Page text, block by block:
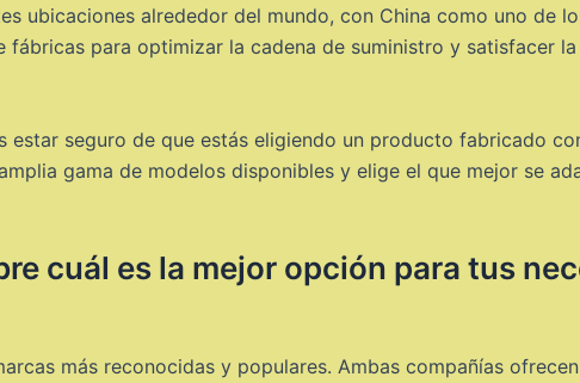
ubicaciones alrededor del mundo, con China como uno de
para optimizar la cadena de suministro y satisfacer
estar seguro de que estás eligiendo un producto fabricado
gama de modelos disponibles y elige el que mejor se
cuál es la mejor opción para tus
más reconocidas y populares. Ambas compañías